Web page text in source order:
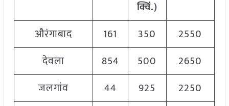
क्विं.)
औरंगाबाद
161 350 2550
देवला
854 500 2650
जलगांव
44 925 2250